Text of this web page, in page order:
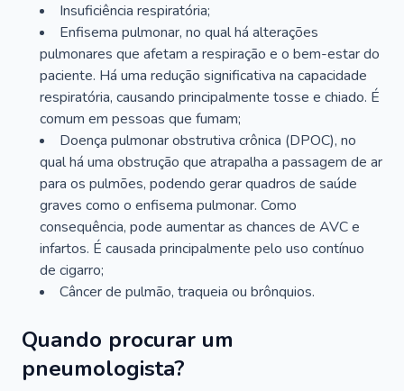
Insuficiência respiratória;
Enfisema pulmonar, no qual há alterações
pulmonares que afetam a respiração e o bem-estar do
paciente. Há uma redução significativa na capacidade
respiratória, causando principalmente tosse e chiado. É
comum em pessoas que fumam;
Doença pulmonar obstrutiva crônica (DPOC), no
qual há uma obstrução que atrapalha a passagem de ar
para os pulmões, podendo gerar quadros de saúde
graves como o enfisema pulmonar. Como
consequência, pode aumentar as chances de AVC e
infartos. É causada principalmente pelo uso contínuo
de cigarro;
Câncer de pulmão, traqueia ou brônquios.
Quando procurar um
pneumologista?